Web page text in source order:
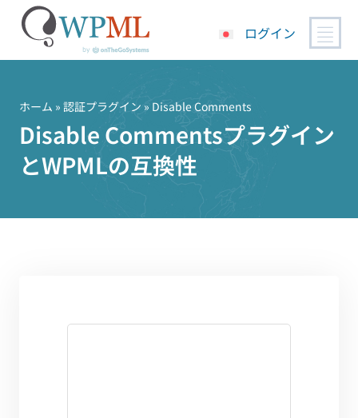
ッ
ログイン
ホーム » 認証プラグイン » Disable Comments
Disable Commentsプラグイン
とWPMLの互換性